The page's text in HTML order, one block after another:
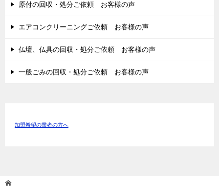
原付の回収・処分ご依頼 お客様の声
エアコンクリーニングご依頼 お客様の声
仏壇、仏具の回収・処分ご依頼 お客様の声
一般ごみの回収・処分ご依頼 お客様の声
加盟希望の業者の方へ